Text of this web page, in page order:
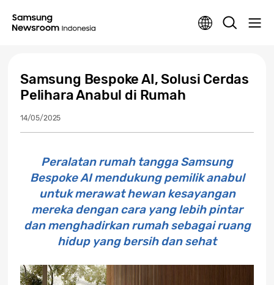
Samsung Bespoke AI, Solusi Cerdas
Pelihara Anabul di Rumah
14/05/2025
Peralatan rumah tangga Samsung
Bespoke AI mendukung pemilik anabul
untuk merawat hewan kesayangan
mereka dengan cara yang lebih pintar
dan menghadirkan rumah sebagai ruang
hidup yang bersih dan sehat